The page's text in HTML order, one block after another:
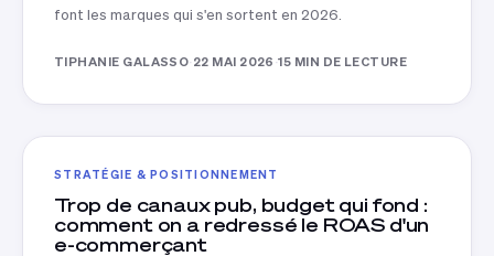
font les marques qui s'en sortent en 2026.
TIPHANIE GALASSO· 22 MAI 2026 ·15 MIN DE LECTURE
STRATÉGIE & POSITIONNEMENT
Trop de canaux pub, budget qui fond :
comment on a redressé le ROAS d'un
e-commerçant